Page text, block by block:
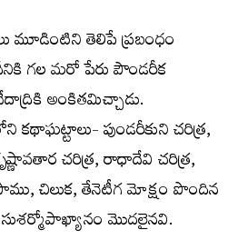
మూడింటిని తెలిపే ప్రబంధం
గల మరో పేరు పౌండరీక
అంకితమిచ్చాడు.
పుండరీకుని చరిత్ర,
చరిత్ర, రాధాదేవి చరిత్ర,
చిలుక, తేనెటీగ మోక్షం పొందిన
మొదలైనవి.